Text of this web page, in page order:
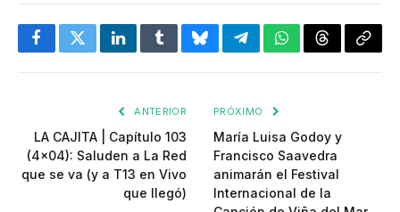
FacebookTwitterLinkedInTumblrBlueskyTelegramWhatsApp
Threads
ANTERIOR
LA CAJITA | Capítulo 103
(4×04): Saluden a La Red
que se va (y a T13 en Vivo
que llegó)
PRÓXIMO
María Luisa Godoy y
Francisco Saavedra
animarán el Festival
Internacional de la